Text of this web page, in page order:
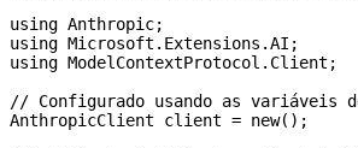
using Anthropic;
using Microsoft . Extensions .AI ;
using ModelContextProtocol . Client ;
// Configurado usando as variáveis de
AnthropicClient client = new();